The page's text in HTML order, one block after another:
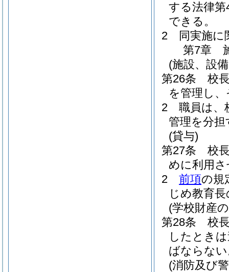
する法律
できる。
2
同実施
第7章
(施設、設
第26条
校
を管理し
2
職員は、
管理を分担
(貸与)
第27条
校
めに利用
2
前項の規
じめ教育
(学校財産
第28条
校
したとき
ばならな
(消防及び